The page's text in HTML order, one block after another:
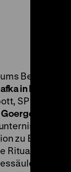
Berlin, R:
in Berlin
SP: Bruno
zu Berliner
Günter
im